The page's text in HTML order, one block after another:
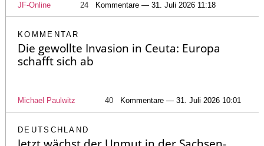
JF-Online 24 Kommentare — 31. Juli 2026 11:18
KOMMENTAR
Die gewollte Invasion in Ceuta: Europa
schafft sich ab
Michael Paulwitz 40 Kommentare — 31. Juli 2026 10:01
DEUTSCHLAND